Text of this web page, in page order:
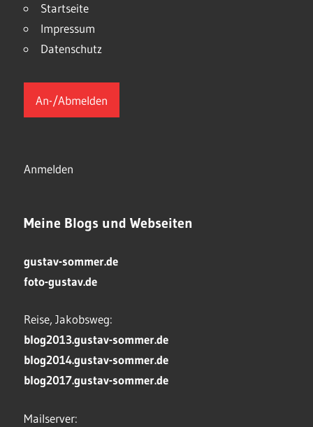
Startseite
Impressum
Datenschutz
An-/Abmelden
Anmelden
Meine Blogs und Webseiten
gustav-sommer.de
foto-gustav.de
Reise, Jakobsweg:
blog2013.gustav-sommer.de
blog2014.gustav-sommer.de
blog2017.gustav-sommer.de
Mailserver: